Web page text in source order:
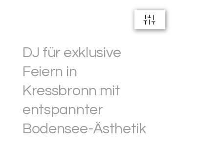
DJ für exklusive
Feiern in
Kressbronn mit
entspannter
Bodensee-Ästhetik